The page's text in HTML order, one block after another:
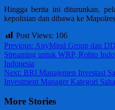
Hingga berita ini diturunkan,
kepolisian dan dibawa ke
Post Views: 106
Post
navigation
Previous: AnyMind Group dan
Streaming untuk WRP, Rohto
Indonesia
Next: BRI Manajemen Investasi
Investment Manager Kategori
More Stories